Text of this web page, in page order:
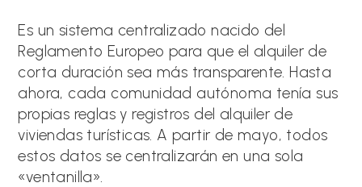
Es un sistema centralizado nacido del
Reglamento Europeo para que el alquiler de
corta duración sea más transparente. Hasta
ahora, cada comunidad autónoma tenía sus
propias reglas y registros del alquiler de
viviendas turísticas. A partir de mayo, todos
estos datos se centralizarán en una sola
«ventanilla».